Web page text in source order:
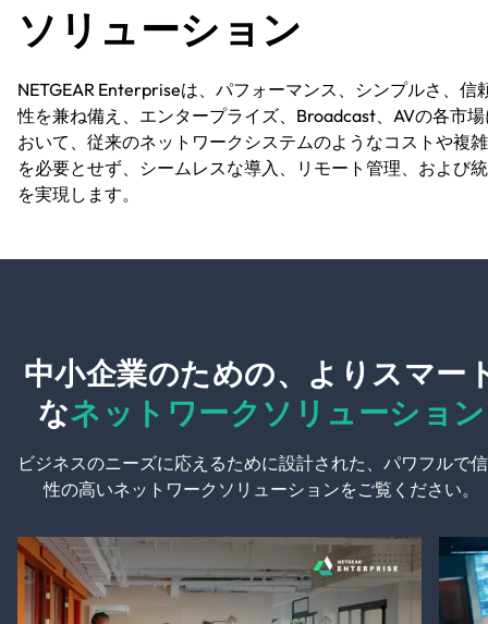
ソリューション
NETGEAR Enterpriseは、パフォーマンス、シンプルさ、信
性を兼ね備え、エンタープライズ、Broadcast、AVの各市
おいて、従来のネットワークシステムのようなコストや複
を必要とせず、シームレスな導入、リモート管理、および
を実現します。
中小企業のための、よりスマー
なネットワークソリューション
ビジネスのニーズに応えるために設計された、パワフルで
性の高いネットワークソリューションをご覧ください。